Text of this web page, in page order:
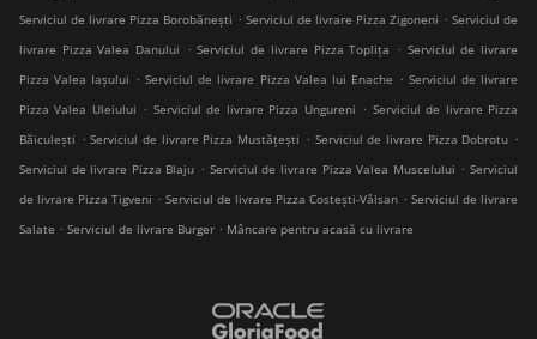
Serviciul de livrare Pizza Borobănești . Serviciul de livrare Pizza Zigoneni . Serviciul de
livrare Pizza Valea Danului
. Serviciul de livrare Pizza Toplița . Serviciul de livrare
Pizza Valea Iașului . Serviciul de livrare Pizza Valea lui Enache . Serviciul de livrare
Pizza Valea Uleiului . Serviciul de livrare Pizza Ungureni . Serviciul de livrare Pizza
Băiculești . Serviciul de livrare Pizza Mustățești . Serviciul de livrare Pizza Dobrotu .
Serviciul de livrare Pizza Blaju . Serviciul de livrare Pizza Valea Muscelului . Serviciul
de livrare Pizza Tigveni . Serviciul de livrare Pizza Costești-Vâlsan . Serviciul de livrare
Salate . Serviciul de livrare Burger . Mâncare pentru acasă cu livrare